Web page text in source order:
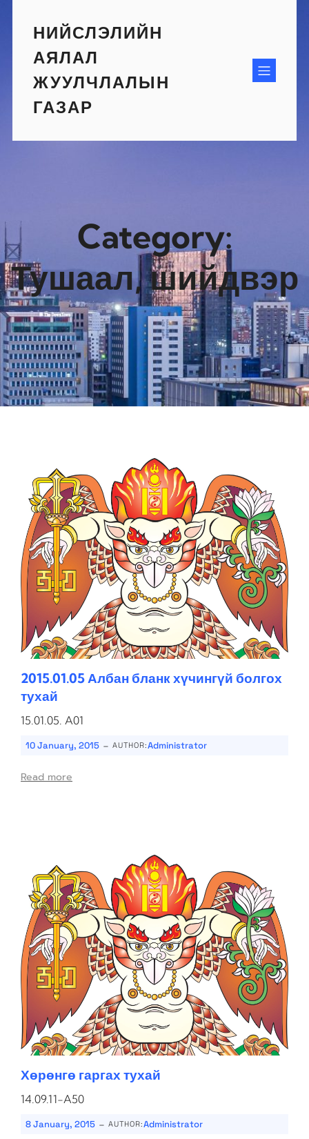
contentНИЙСЛЭЛИЙН
АЯЛАЛ
ЖУУЛЧЛАЛЫН
ГАЗАР
Category:
Тушаал, шийдвэр
2015.01.05 Албан бланк хүчингүй болгох
тухай
15.01.05. A01
10 January, 2015 - AUTHOR:Administrator
Read more
Хөрөнгө гаргах тухай
14.09.11-A50
8 January, 2015 - AUTHOR:Administrator